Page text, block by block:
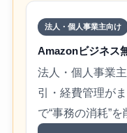
法人・個人事業主向け
Amazonビジネス
法人・個人事業
引・経費管理が
で“事務の消耗”を